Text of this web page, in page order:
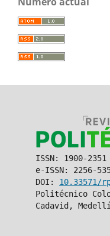
ISSN: 1900-2351
e-ISSN: 2256-
DOI: 10.33571/
Politécnico
Cadavid,